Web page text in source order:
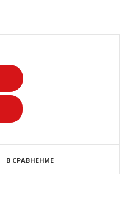
В СРАВНЕНИЕ